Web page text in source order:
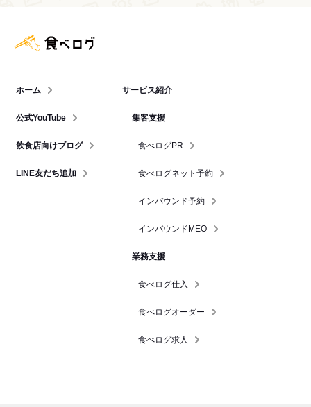
ホーム
公式YouTube
飲食店向けブログ
LINE友だち追加
サービス紹介
集客支援
食べログPR
食べログネット予約
インバウンド予約
インバウンドMEO
業務支援
食べログ仕入
食べログオーダー
食べログ求人